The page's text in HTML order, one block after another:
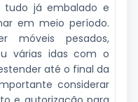
tudo já embalado e
em meio período.
móveis pesados,
várias idas com o
até o final da
considerar